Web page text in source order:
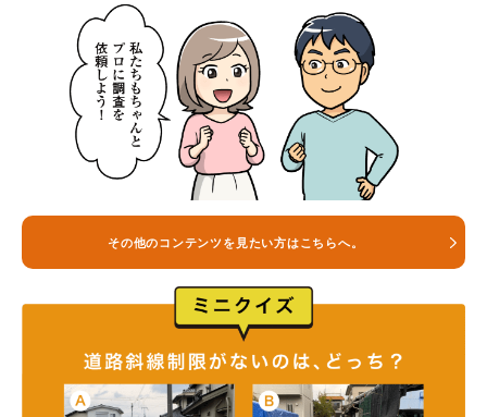
その他のコンテンツを見たい方はこちらへ。